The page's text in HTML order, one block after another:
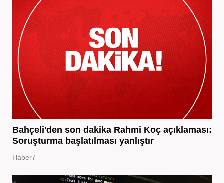
Bahçeli'den son dakika Rahmi Koç açıklaması:
Soruşturma başlatılması yanlıştır
Haber7